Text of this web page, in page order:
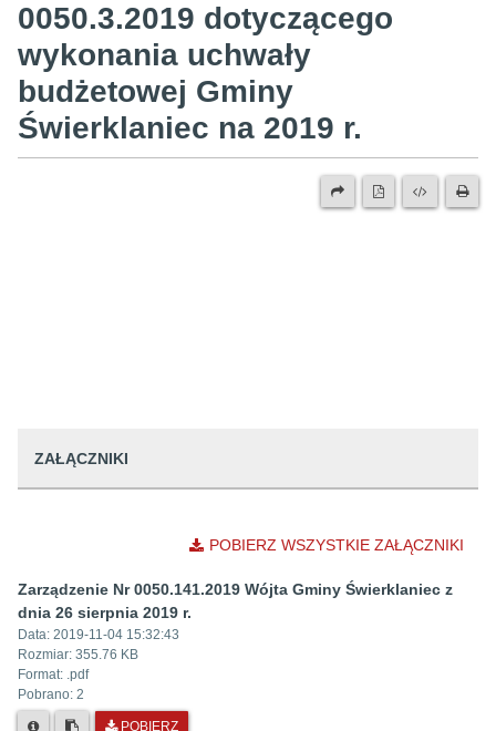
0050.3.2019 dotyczącego
wykonania uchwały
budżetowej Gminy
Świerklaniec na 2019 r.
ZAŁĄCZNIKI
POBIERZ WSZYSTKIE ZAŁĄCZNIKI
Zarządzenie Nr 0050.141.2019 Wójta Gminy Świerklaniec z
dnia 26 sierpnia 2019 r.
Data: 2019-11-04 15:32:43
Rozmiar: 355.76 KB
Format: .pdf
Pobrano: 2
POBIERZ